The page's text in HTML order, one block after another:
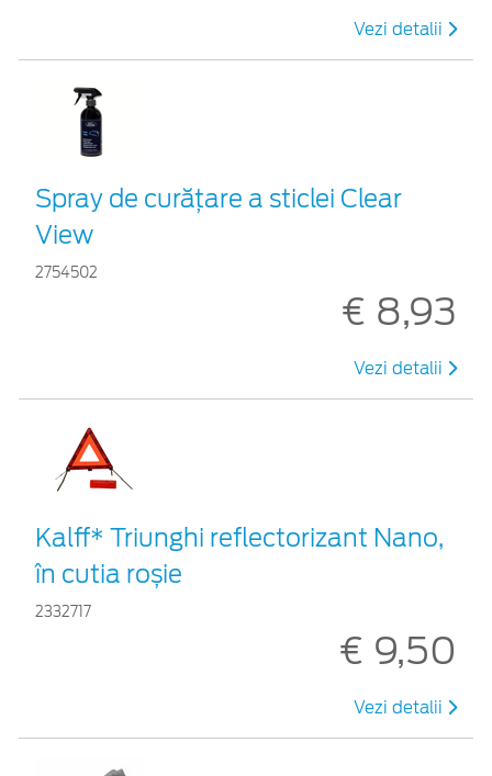
Vezi detalii
Spray de curățare a sticlei Clear
View
2754502
€ 8,93
Vezi detalii
Kalff* Triunghi reflectorizant Nano,
în cutia roșie
2332717
€ 9,50
Vezi detalii